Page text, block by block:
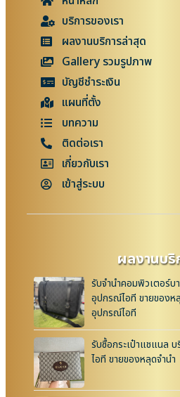
บริการของเรา
ผลงานบริการล่าสุด
Gallery รวมรูปภาพ
บัญชีชำระเงิน
แผนที่ตั้ง
บทความ
ติดต่อเรา
เกี่ยวกับเรา
เข้าสู่ระบบ
ผลงานบริ
รับจำนำคอมพิวเตอร์บ
อุปกรณ์ไอที ขายของห
อุปกรณ์ไอที
รับซื้อกระเป๋าแชแนล
ไอที ขายของหลุดจำนำ